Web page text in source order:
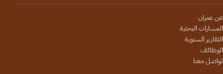
عن عمران
المسارات البحثية
التقارير السنوية
الوظائف
تواصل معنا